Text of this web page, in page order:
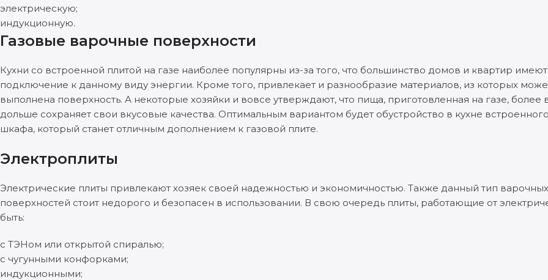
электрическую;
индукционную.
Газовые варочные поверхности
Кухни со встроенной плитой на газе наиболее популярны из-за того, что большинство домов и квартир имеют
подключение к данному виду энергии. Кроме того, привлекает и разнообразие материалов, из которых
выполнена поверхность. А некоторые хозяйки и вовсе утверждают, что пища, приготовленная на газе, более
дольше сохраняет свои вкусовые качества. Оптимальным вариантом будет обустройство в кухне
шкафа, который станет отличным дополнением к газовой плите.
Электроплиты
Электрические плиты привлекают хозяек своей надежностью и экономичностью. Также данный тип варочных
поверхностей стоит недорого и безопасен в использовании. В свою очередь плиты, работающие от
быть:
с ТЭНом или открытой спиралью;
с чугунными конфорками;
индукционными;